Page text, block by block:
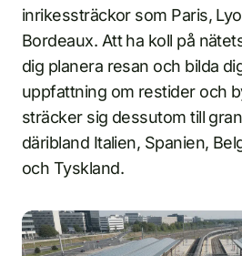
inrikessträckor som Paris,
Bordeaux. Att ha koll på
dig planera resan och bilda
uppfattning om restider och
sträcker sig dessutom till
däribland Italien, Spanien,
och Tyskland.